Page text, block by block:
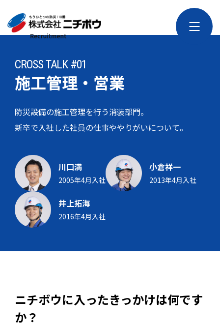
CROSS TALK #01
施工管理・営業
防災設備の施工管理を行う消装部門。
新卒で入社した社員の仕事ややりがいについて。
川口満
2005年4月入社
小倉祥一
2013年4月入社
井上拓海
2016年4月入社
ニチボウに入ったきっかけは何です
か？